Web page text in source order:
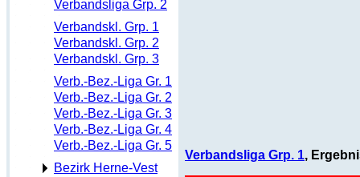
Verbandsliga Grp. 2
Verbandskl. Grp. 1
Verbandskl. Grp. 2
Verbandskl. Grp. 3
Verb.-Bez.-Liga Gr. 1
Verb.-Bez.-Liga Gr. 2
Verb.-Bez.-Liga Gr. 3
Verb.-Bez.-Liga Gr. 4
Verb.-Bez.-Liga Gr. 5
Bezirk Herne-Vest
Verbandsliga Grp. 1,